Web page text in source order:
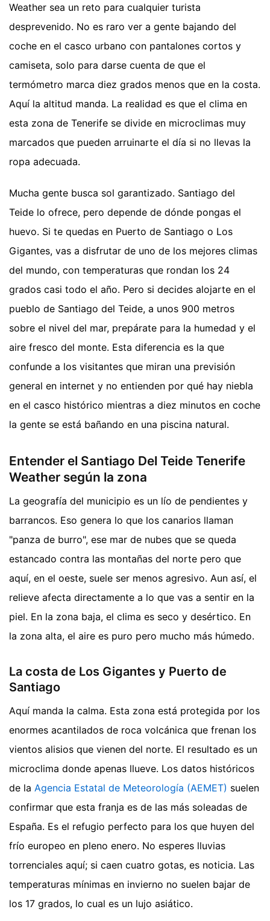
Weather sea un reto para cualquier turista
desprevenido. No es raro ver a gente bajando del
coche en el casco urbano con pantalones cortos y
camiseta, solo para darse cuenta de que el
termómetro marca diez grados menos que en la costa.
Aquí la altitud manda. La realidad es que el clima en
esta zona de Tenerife se divide en microclimas muy
marcados que pueden arruinarte el día si no llevas la
ropa adecuada.
Mucha gente busca sol garantizado. Santiago del
Teide lo ofrece, pero depende de dónde pongas el
huevo. Si te quedas en Puerto de Santiago o Los
Gigantes, vas a disfrutar de uno de los mejores climas
del mundo, con temperaturas que rondan los 24
grados casi todo el año. Pero si decides alojarte en el
pueblo de Santiago del Teide, a unos 900 metros
sobre el nivel del mar, prepárate para la humedad y el
aire fresco del monte. Esta diferencia es la que
confunde a los visitantes que miran una previsión
general en internet y no entienden por qué hay niebla
en el casco histórico mientras a diez minutos en coche
la gente se está bañando en una piscina natural.
Entender el Santiago Del Teide Tenerife
Weather según la zona
La geografía del municipio es un lío de pendientes y
barrancos. Eso genera lo que los canarios llaman
"panza de burro", ese mar de nubes que se queda
estancado contra las montañas del norte pero que
aquí, en el oeste, suele ser menos agresivo. Aun así, el
relieve afecta directamente a lo que vas a sentir en la
piel. En la zona baja, el clima es seco y desértico. En
la zona alta, el aire es puro pero mucho más húmedo.
La costa de Los Gigantes y Puerto de
Santiago
Aquí manda la calma. Esta zona está protegida por los
enormes acantilados de roca volcánica que frenan los
vientos alisios que vienen del norte. El resultado es un
microclima donde apenas llueve. Los datos históricos
de la Agencia Estatal de Meteorología (AEMET) suelen
confirmar que esta franja es de las más soleadas de
España. Es el refugio perfecto para los que huyen del
frío europeo en pleno enero. No esperes lluvias
torrenciales aquí; si caen cuatro gotas, es noticia. Las
temperaturas mínimas en invierno no suelen bajar de
los 17 grados, lo cual es un lujo asiático.